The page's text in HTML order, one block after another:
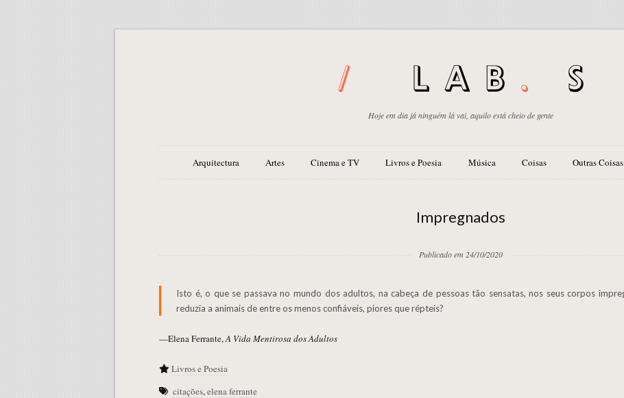
Hoje em dia já ninguém lá vai, aquilo está cheio de gente
Arquitectura Artes Cinema e TV Livros e Poesia Música Coisas Outras Coisas
Impregnados
Publicado em 24/10/2020
Isto é, o que se passava no mundo dos adultos, na cabeça de pessoas tão sensatas, nos seus corpos impregnados de saber? O que é que os
reduzia a animais de entre os menos confiáveis, piores que répteis?
—Elena Ferrante,A Vida Mentirosa dos Adultos
Livros e Poesia
citações,elena ferrante